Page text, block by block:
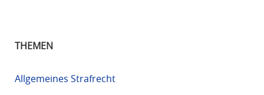
THEMEN
Allgemeines Strafrecht